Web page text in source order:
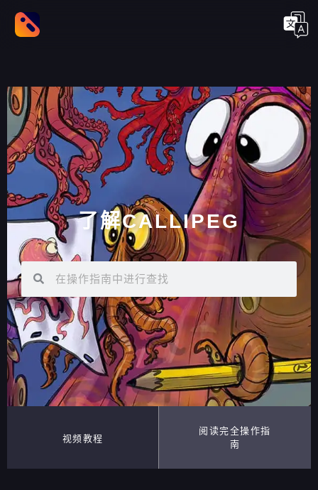
了解CALLIPEG
视频教程
阅读完全操作指
南